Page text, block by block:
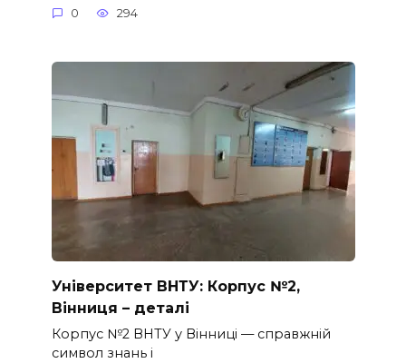
0 294
Університет ВНТУ: Корпус №2,
Вінниця – деталі
Корпус №2 ВНТУ у Вінниці — справжній
символ знань і